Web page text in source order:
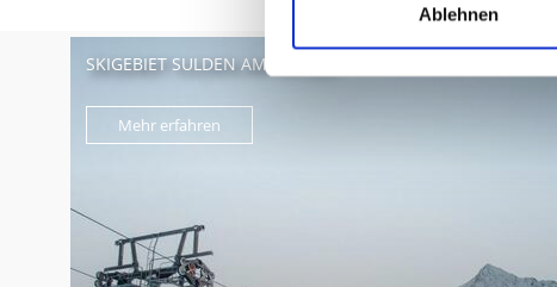
Ablehnen
SKIGEBIET SULDEN AM ORTLER
Mehr erfahren